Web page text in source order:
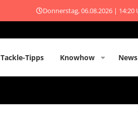
Donnerstag, 06.08.2026 | 14:20
Tackle-Tipps Knowhow News